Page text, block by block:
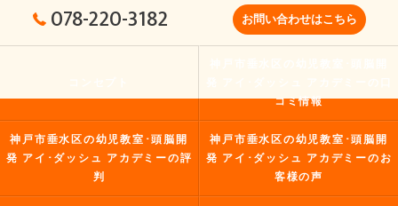
078-220-3182 お問い合わせはこちら
コミ情報
神戸市垂水区の幼児教室･頭脳開
発 アイ･ダッシュ アカデミーの評
判
神戸市垂水区の幼児教室･頭脳開
発 アイ･ダッシュ アカデミーのお
客様の声